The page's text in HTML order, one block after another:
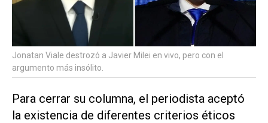
Jonatan Viale destrozó a Javier Milei en vivo, pero con el
argumento más insólito.
Para cerrar su columna, el periodista aceptó
la existencia de diferentes criterios éticos